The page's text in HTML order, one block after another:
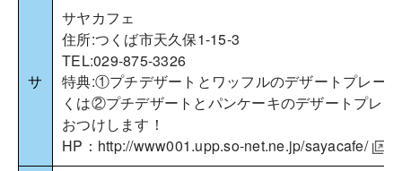
サ
サヤカフェ
住所:つくば市天久保1-15-3
TEL:029-875-3326
特典:①プチデザートとワッフルのデザートプレー
くは②プチデザートとパンケーキのデザートプレー
おつけします！
HP： http://www001.upp.so-net.ne.jp/sayacafe/